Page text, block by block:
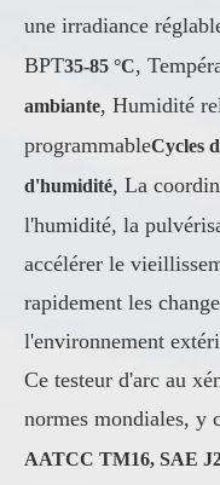
une irradiance
BPT35-85 °C,
ambiante, Humidité
programmableCycles
d'humidité, La
l'humidité, la
accélérer le
rapidement les
l'environnement
Ce testeur d'arc au
normes mondiales, y
AATCC TM16, SAE